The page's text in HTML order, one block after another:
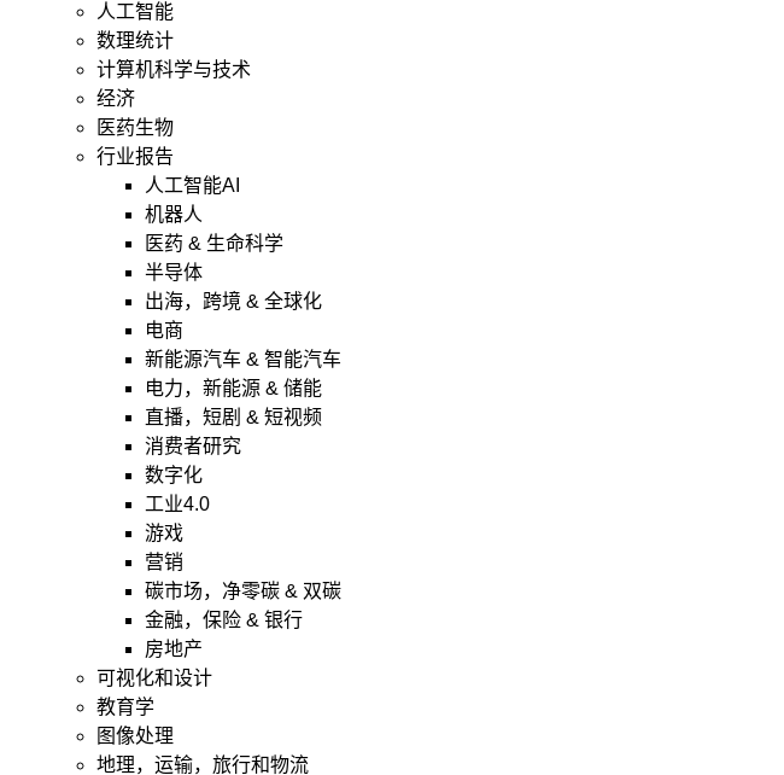
人工智能
数理统计
计算机科学与技术
经济
医药生物
行业报告
人工智能AI
机器人
医药 & 生命科学
半导体
出海，跨境 & 全球化
电商
新能源汽车 & 智能汽车
电力，新能源 & 储能
直播，短剧 & 短视频
消费者研究
数字化
工业4.0
游戏
营销
碳市场，净零碳 & 双碳
金融，保险 & 银行
房地产
可视化和设计
教育学
图像处理
地理，运输，旅行和物流